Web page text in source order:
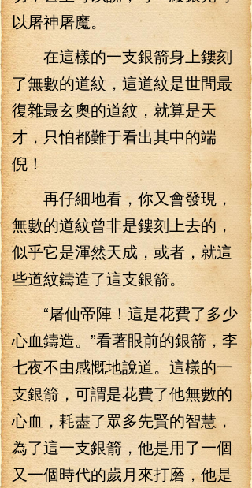
以屠神屠魔。
在這樣的一支銀箭身上鏤刻
了無數的道紋，這道紋是世間最
復雜最玄奧的道紋，就算是天
才，只怕都難于看出其中的端
倪！
再仔細地看，你又會發現，
無數的道紋曾非是鏤刻上去的，
似乎它是渾然天成，或者，就這
些道紋鑄造了這支銀箭。
“屠仙帝陣！這是花費了多少
心血鑄造。”看著眼前的銀箭，李
七夜不由感慨地說道。這樣的一
支銀箭，可謂是花費了他無數的
心血，耗盡了眾多先賢的智慧，
為了這一支銀箭，他是用了一個
又一個時代的歲月來打磨，他是